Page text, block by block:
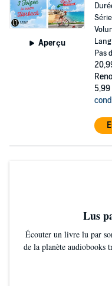
Aperçu
Pas
Lus
Écouter un livre lu par
de la planète audiobooks